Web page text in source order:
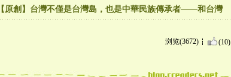
【原創】台灣不僅是台灣島，也是中華民族傳承者——和台灣
浏览(3672) (10)